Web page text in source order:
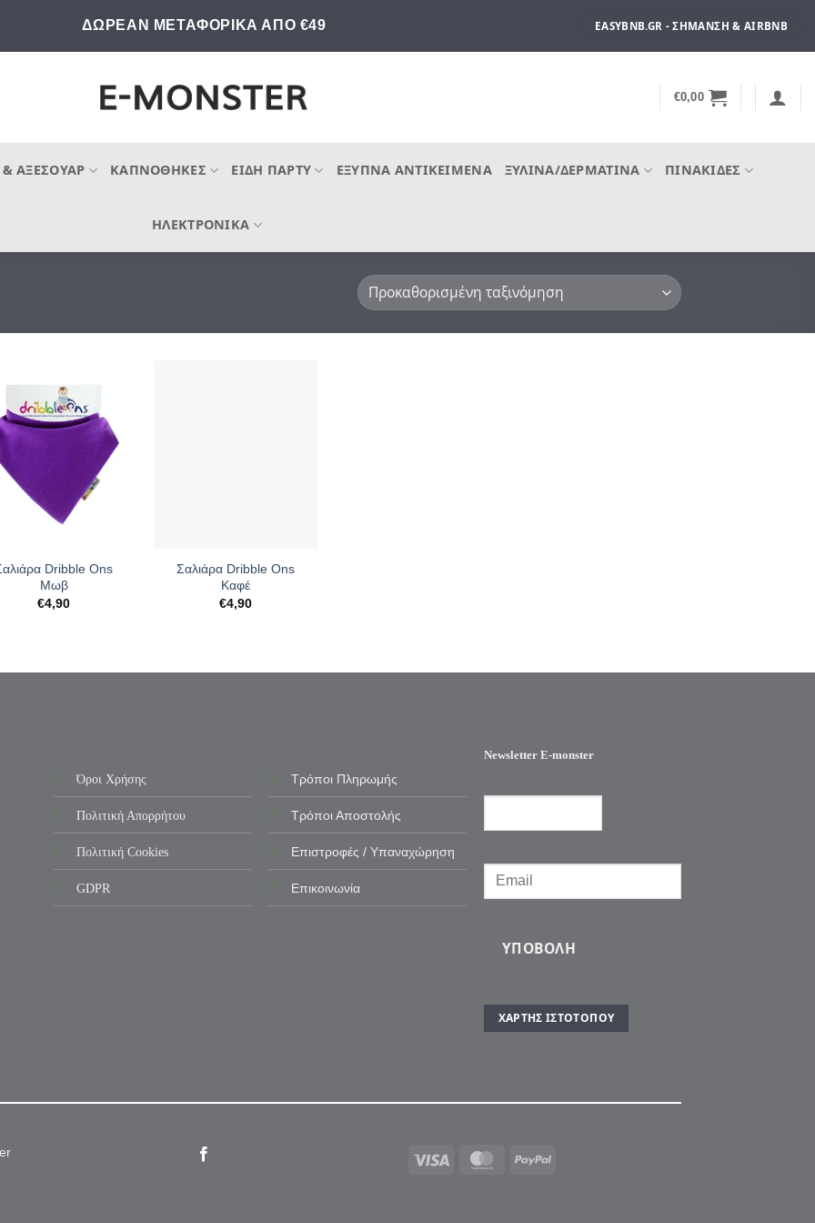
ΔΩΡΕΑΝ ΜΕΤΑΦΟΡΙΚΑ ΑΠΟ €49 EASYBNB.GR - ΣΉΜΑΝΣΗ & AIRBNB
€0,00
ΑΞΕΣΟΥΆΡ ΚΑΠΝΟΘΉΚΕΣ ΕΊΔΗ ΠΆΡΤΥ ΈΞΥΠΝΑ ΑΝΤΙΚΕΊΜΕΝΑ ΞΎΛΙΝΑ/ΔΕΡΜΆΤΙΝΑ ΠΙΝΑΚΊΔΕΣ
ΗΛΕΚΤΡΟΝΙΚΆ
Dribble Ons
Μωβ
€4,90
Σαλιάρα Dribble Ons
Καφέ
€4,90
Όροι Χρήσης
Πολιτική Απορρήτου
Πολιτική Cookies
GDPR
Τρόποι Πληρωμής
Τρόποι Αποστολής
Επιστροφές / Υπαναχώρηση
Επικοινωνία
Newsletter E-monster
ΥΠΟΒΟΛΉ
ΧΆΡΤΗΣ ΙΣΤΌΤΟΠΟΥ
Visa MasterCardPayPal